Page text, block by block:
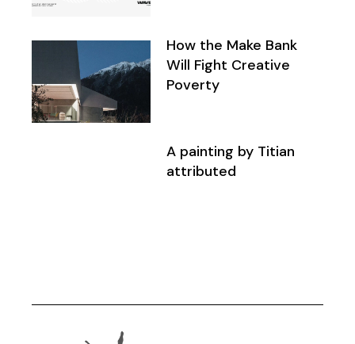
How the Make Bank
Will Fight Creative
Poverty
A painting by Titian
attributed